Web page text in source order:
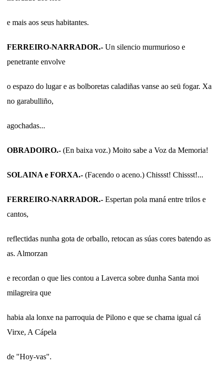
e mais aos seus habitantes.
FERREIRO-NARRADOR.- Un silencio murmurioso e
penetrante envolve
o espazo do lugar e as bolboretas caladiñas vanse ao seü fogar. Xa
no garabulliño,
agochadas...
OBRADOIRO.- (En baixa voz.) Moito sabe a Voz da Memoria!
SOLAINA e FORXA.- (Facendo o aceno.) Chissst! Chissst!...
FERREIRO-NARRADOR.- Espertan pola maná entre trilos e
cantos,
reflectidas nunha gota de orballo, retocan as súas cores batendo as
as. Almorzan
e recordan o que lies contou a Laverca sobre dunha Santa moi
milagreira que
habia ala lonxe na parroquia de Pilono e que se chama igual cá
Virxe, A Cápela
de "Hoy-vas".